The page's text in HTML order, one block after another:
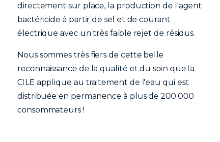
directement sur place, la production de l'agent
bactéricide à partir de sel et de courant
électrique avec un très faible rejet de résidus.
Nous sommes très fiers de cette belle
reconnaissance de la qualité et du soin que la
CILE applique au traitement de l'eau qui est
distribuée en permanence à plus de 200.000
consommateurs !